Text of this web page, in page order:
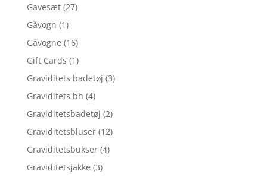
Gavesæt (27)
Gåvogn (1)
Gåvogne (16)
Gift Cards (1)
Graviditets badetøj (3)
Graviditets bh (4)
Graviditetsbadetøj (2)
Graviditetsbluser (12)
Graviditetsbukser (4)
Graviditetsjakke (3)